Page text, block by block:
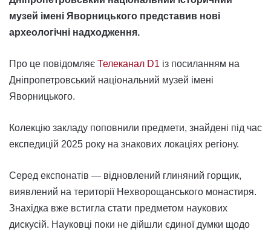
музей імені Яворницького представив нові
археологічні надходження.
Про це повідомляє Телеканал D1 із посиланням на
Дніпропетровський національний музей імені
Яворницького.
Колекцію закладу поповнили предмети, знайдені під час
експедицій 2025 року на знакових локаціях регіону.
Серед експонатів — відновлений глиняний горщик,
виявлений на території Нехворощанського монастиря.
Знахідка вже встигла стати предметом наукових
дискусій. Науковці поки не дійшли єдиної думки щодо